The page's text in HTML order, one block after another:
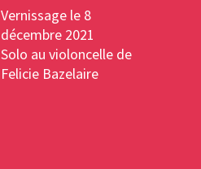
Vernissage le 8
décembre 2021
Solo au violoncelle de
Felicie Bazelaire